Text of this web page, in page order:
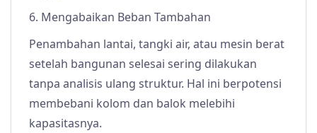
6. Mengabaikan Beban Tambahan
Penambahan lantai, tangki air, atau mesin berat
setelah bangunan selesai sering dilakukan
tanpa analisis ulang struktur. Hal ini berpotensi
membebani kolom dan balok melebihi
kapasitasnya.